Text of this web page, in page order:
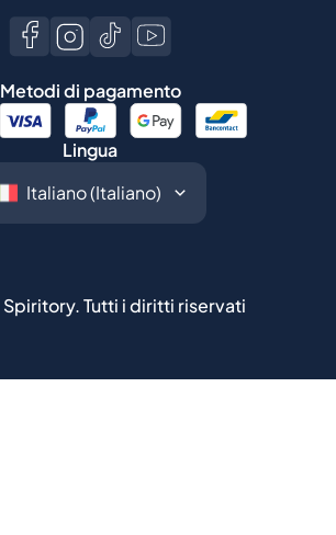
Metodi di pagamento
Lingua
Spiritory.Tutti i diritti riservati